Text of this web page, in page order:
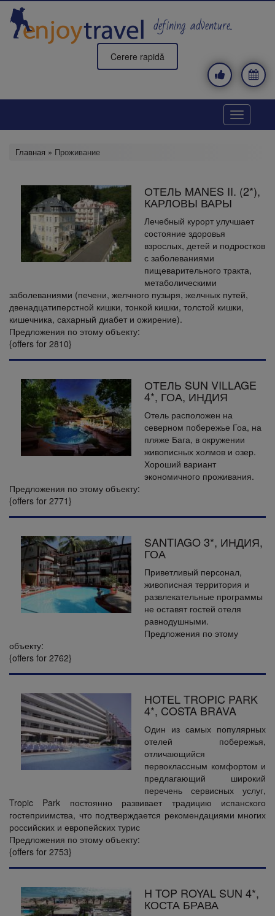
Перейти
основному
содержанию
defining adventure..
Cerere rapidă
Toggle
Главная » Проживание
ОТЕЛЬ MANES II. (2*),
КАРЛОВЫ ВАРЫ
Лечебный курорт улучшает
состояние здоровья
взрослых, детей и подростков
с заболеваниями
пищеварительного тракта,
метаболическими
заболеваниями (печени, желчного пузыря, желчных путей,
двенадцатиперстной кишки, тонкой кишки, толстой кишки,
кишечника, сахарный диабет и ожирение).
Предложения по этому объекту:
{offers for 2810}
ОТЕЛЬ SUN VILLAGE
4*, ГОА, ИНДИЯ
Отель расположен на
северном побережье Гоа, на
пляже Бага, в окружении
живописных холмов и озер.
Хороший вариант
экономичного проживания.
Предложения по этому объекту:
{offers for 2771}
SANTIAGO 3*, ИНДИЯ,
ГОА
Приветливый персонал,
живописная территория и
развлекательные программы
не оставят гостей отеля
равнодушными.
Предложения по этому
объекту:
{offers for 2762}
HOTEL TROPIC PARK
4*, COSTA BRAVA
Один из самых популярных
отелей побережья,
отличающийся
первоклассным комфортом и
предлагающий широкий
перечень сервисных услуг,
Tropic Park постоянно развивает традицию испанского
гостеприимства, что подтверждается рекомендациями многих
российских и европейских турис
Предложения по этому объекту:
{offers for 2753}
H TOP ROYAL SUN 4*,
КОСТА БРАВА